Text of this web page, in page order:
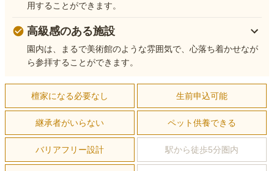
用することができます。
高級感のある施設
園内は、まるで美術館のような雰囲気で、心落ち着かせなが
ら参拝することができます。
檀家になる必要なし 生前申込可能
継承者がいらない ペット供養できる
バリアフリー設計 駅から徒歩5分圏内